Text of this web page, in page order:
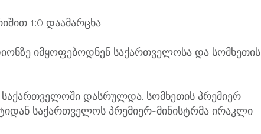
1:0 დაამარცხა.
იმყოფებოდნენ საქართველოსა და სომხეთის
საქართველოში დასრულდა. სომხეთის პრემიერ
საქართველოს პრემიერ-მინისტრმა ირაკლი